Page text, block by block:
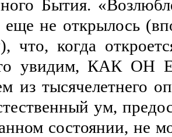
Бытия.
не открылось
что, когда
увидим, КАК ОН
из тысячелетнего
ум,
состоянии, не